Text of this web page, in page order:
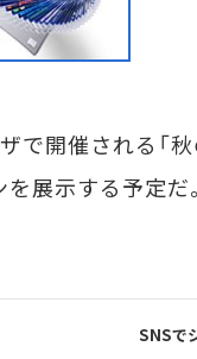
で開催される「
展示する予定だ。
SNSで